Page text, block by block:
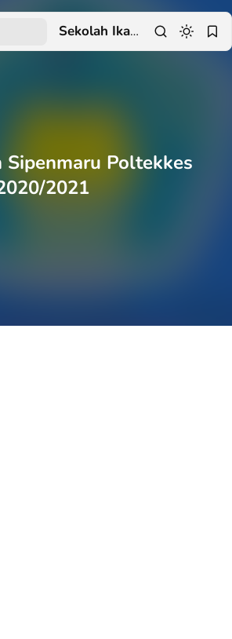
Sekolah Ikatan Dinas
Sipenmaru Poltekkes
2021